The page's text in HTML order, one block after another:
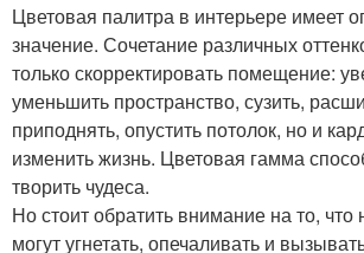
Цветовая палитра в интерьере имеет
значение. Сочетание различных
только скорректировать помещение:
уменьшить пространство, сузить,
приподнять, опустить потолок, но и
изменить жизнь. Цветовая гамма
творить чудеса.
Но стоит обратить внимание на то, что
могут угнетать, опечаливать и